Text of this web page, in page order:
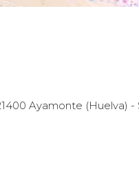
Ayamonte (Huelva) -